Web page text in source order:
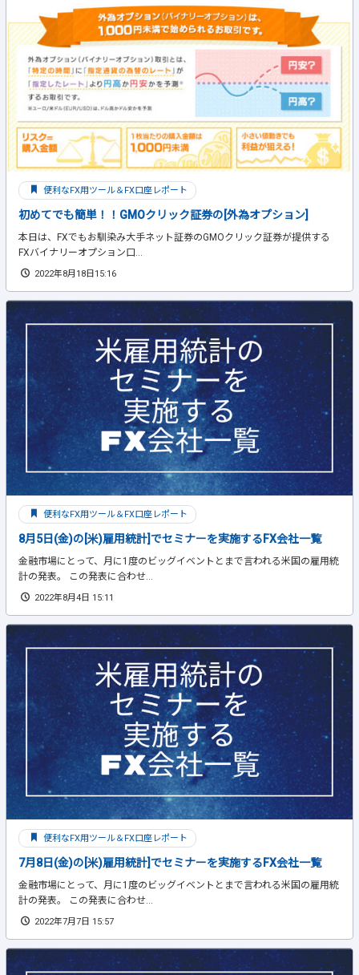
便利なFX用ツール＆FX口座レポート
初めてでも簡単！！GMOクリック証券の[外為オプション]
本日は、FXでもお馴染み大手ネット証券のGMOクリック証券が提供する
FXバイナリーオプション口...
2022年8月18日15:16
便利なFX用ツール＆FX口座レポート
8月5日(金)の[米)雇用統計]でセミナーを実施するFX会社一覧
金融市場にとって、月に1度のビッグイベントとまで言われる米国の雇用統
計の発表。 この発表に合わせ...
2022年8月4日 15:11
便利なFX用ツール＆FX口座レポート
7月8日(金)の[米)雇用統計]でセミナーを実施するFX会社一覧
金融市場にとって、月に1度のビッグイベントとまで言われる米国の雇用統
計の発表。 この発表に合わせ...
2022年7月7日 15:57